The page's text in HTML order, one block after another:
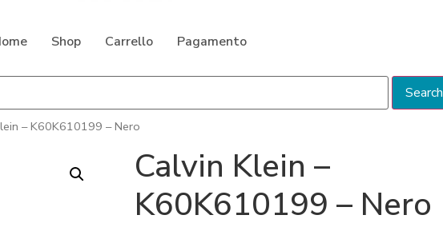
Shop Carrello Pagamento
Search
– K60K610199 – Nero
Calvin Klein –
K60K610199 – Nero